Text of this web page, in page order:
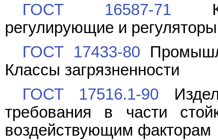
ГОСТ 16587-71
регулирующие и
ГОСТ 17433-80
Классы загрязненности
ГОСТ 17516.1-90
требования в части
воздействующим факторам